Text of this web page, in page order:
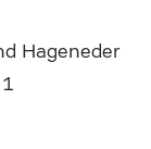
Hageneder